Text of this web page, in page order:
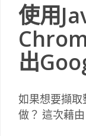
使用
出
如果想要擷取
做？ 這次藉由